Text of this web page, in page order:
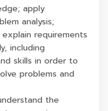
apply
analysis;
requirements
including
skills in order to
problems and
the